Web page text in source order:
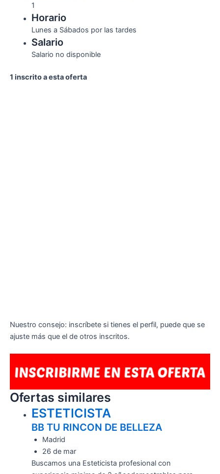
1
Horario
Lunes a Sábados por las tardes
Salario
Salario no disponible
1 inscrito a esta oferta
Nuestro consejo: inscríbete si tienes el perfil, puede que se
ajuste más que el de otros inscritos.
Ofertas similares
ESTETICISTA
BB TU RINCON DE BELLEZA
Madrid
26 de mar
Buscamos una Esteticista profesional con